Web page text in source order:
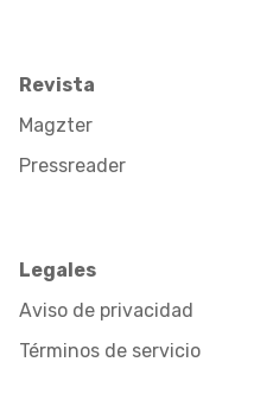
Revista
Magzter
Pressreader
Legales
Aviso de privacidad
Términos de servicio